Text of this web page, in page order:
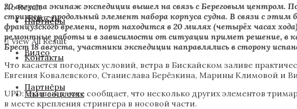
Партнёры
Контакты
Мы в соцсетях
Новости
Видео
Партнёры
No Result
View All Result
20 августа экипаж экспедиции вышел на связь с Береговым центром.
стрингер — продольный элемент набора корпуса судна. В связи с
французского времени, порт находится в 20 милях (четырёх часах
ремонтные работы и в зависимости от ситуации примет решение, в
Брест 18 августа, участники экспедиции направлялись в сторону
Что касается погодных условий, ветра в Бискайском заливе
Евгения Ковалевского, Станислава Берёзкина, Марины Климовой и
UPD: Экипаж также сообщает, что несколько других элементов
в месте крепления стрингера в носовой части.